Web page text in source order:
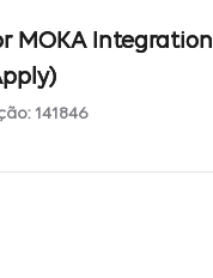
MOKA Integration
141846